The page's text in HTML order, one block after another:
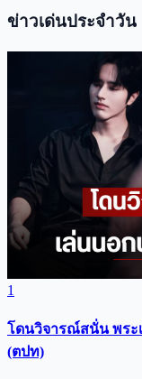
ข่าวเด่นประจำวัน
1
โดนวิจารณ์สนั่น พระ
(ตปท)